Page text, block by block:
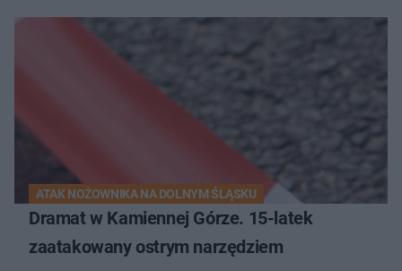
ATAK NOŻOWNIKA NA DOLNYM ŚLĄSKU
Dramat w Kamiennej Górze. 15-latek
zaatakowany ostrym narzędziem